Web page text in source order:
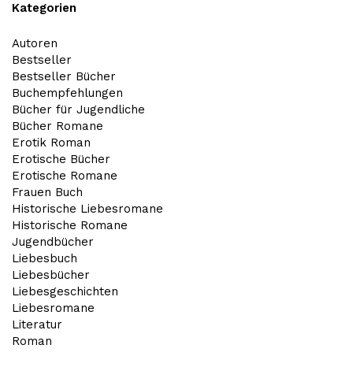
Kategorien
Autoren
Bestseller
Bestseller Bücher
Buchempfehlungen
Bücher für Jugendliche
Bücher Romane
Erotik Roman
Erotische Bücher
Erotische Romane
Frauen Buch
Historische Liebesromane
Historische Romane
Jugendbücher
Liebesbuch
Liebesbücher
Liebesgeschichten
Liebesromane
Literatur
Roman